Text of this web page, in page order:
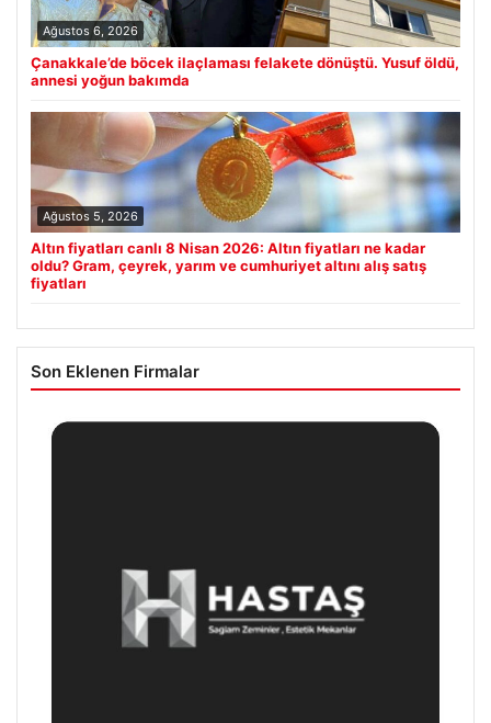
Ağustos 6, 2026
Çanakkale’de böcek ilaçlaması felakete dönüştü. Yusuf öldü,
annesi yoğun bakımda
Ağustos 5, 2026
Altın fiyatları canlı 8 Nisan 2026: Altın fiyatları ne kadar
oldu? Gram, çeyrek, yarım ve cumhuriyet altını alış satış
fiyatları
Son Eklenen Firmalar